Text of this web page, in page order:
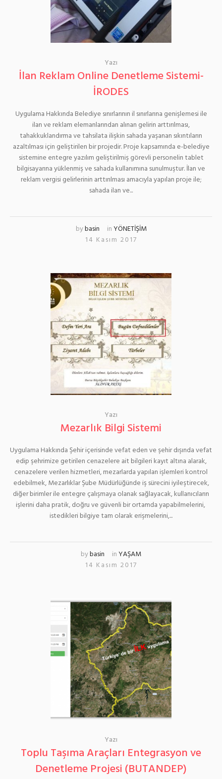
Yazı
İlan Reklam Online Denetleme Sistemi-
İRODES
Uygulama Hakkında Belediye sınırlarının il sınırlarına genişlemesi ile
ilan ve reklam elemanlarından alınan gelirin arttırılması,
tahakkuklandırma ve tahsilata ilişkin sahada yaşanan sıkıntıların
azaltılması için geliştirilen bir projedir. Proje kapsamında e-belediye
sistemine entegre yazılım geliştirilmiş görevli personelin tablet
bilgisayarına yüklenmiş ve sahada kullanımına sunulmuştur. İlan ve
reklam vergisi gelirlerinin arttırılması amacıyla yapılan proje ile;
sahada ilan ve...
bybasin inYÖNETİŞİM
14 Kasım 2017
Yazı
Mezarlık Bilgi Sistemi
Uygulama Hakkında Şehir içerisinde vefat eden ve şehir dışında vefat
edip şehrimize getirilen cenazelere ait bilgileri kayıt altına alarak,
cenazelere verilen hizmetleri, mezarlarda yapılan işlemleri kontrol
edebilmek, Mezarlıklar Şube Müdürlüğünde iş sürecini iyileştirecek,
diğer birimler ile entegre çalışmaya olanak sağlayacak, kullanıcıların
işlerini daha pratik, doğru ve güvenli bir ortamda yapabilmelerini,
istedikleri bilgiye tam olarak erişmelerini,...
bybasin inYAŞAM
14 Kasım 2017
Yazı
Toplu Taşıma Araçları Entegrasyon ve
Denetleme Projesi (BUTANDEP)